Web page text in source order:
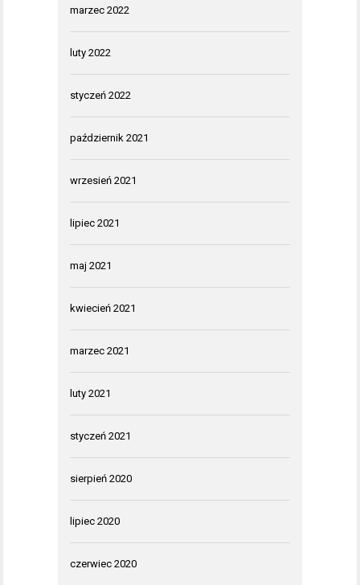
marzec 2022
luty 2022
styczeń 2022
październik 2021
wrzesień 2021
lipiec 2021
maj 2021
kwiecień 2021
marzec 2021
luty 2021
styczeń 2021
sierpień 2020
lipiec 2020
czerwiec 2020